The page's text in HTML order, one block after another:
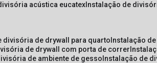
acústica eucatex instalação de
divisória de drywall para quarto instalação
de drywall com porta de correr
de ambiente de gesso instalação de